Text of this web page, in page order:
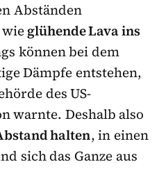
Abständen
glühende Lava ins
können bei dem
Dämpfe entstehen,
des US-
warnte. Deshalb also
halten, in einen
sich das Ganze aus